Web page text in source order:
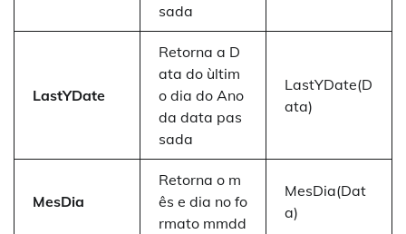
sada
LastYDate
Retorna a D
ata do ùltim
o dia do Ano
da data pas
sada
LastYDate(D
ata)
MesDia
Retorna o m
ês e dia no fo
rmato mmdd
MesDia(Dat
a)